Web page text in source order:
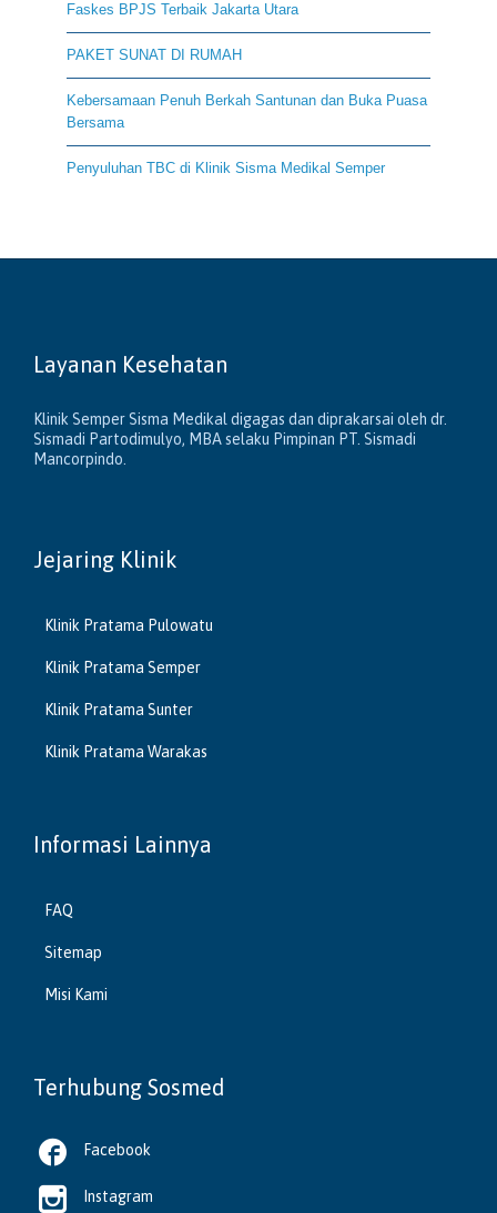
Faskes BPJS Terbaik Jakarta Utara
PAKET SUNAT DI RUMAH
Kebersamaan Penuh Berkah Santunan dan Buka Puasa
Bersama
Penyuluhan TBC di Klinik Sisma Medikal Semper
Layanan Kesehatan
Klinik Semper Sisma Medikal digagas dan diprakarsai oleh dr.
Sismadi Partodimulyo, MBA selaku Pimpinan PT. Sismadi
Mancorpindo.
Jejaring Klinik
Klinik Pratama Pulowatu
Klinik Pratama Semper
Klinik Pratama Sunter
Klinik Pratama Warakas
Informasi Lainnya
FAQ
Sitemap
Misi Kami
Terhubung Sosmed
 Facebook
 Instagram